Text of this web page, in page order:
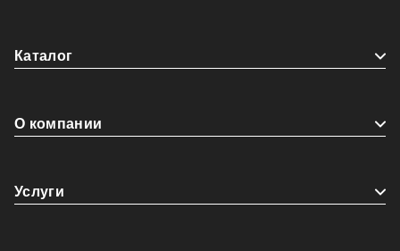
Каталог
О компании
Услуги